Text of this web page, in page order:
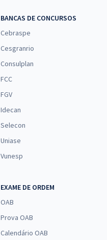
BANCAS DE CONCURSOS
Cebraspe
Cesgranrio
Consulplan
FCC
FGV
Idecan
Selecon
Uniase
Vunesp
EXAME DE ORDEM
OAB
Prova OAB
Calendário OAB